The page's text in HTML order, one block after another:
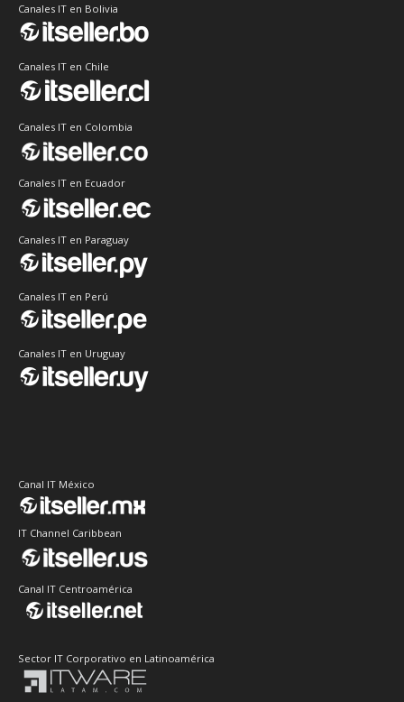
Canales IT en Bolivia
Canales IT en Chile
Canales IT en Colombia
Canales IT en Ecuador
Canales IT en Paraguay
Canales IT en Perú
Canales IT en Uruguay
Canal IT México
IT Channel Caribbean
Canal IT Centroamérica
Sector IT Corporativo en Latinoamérica